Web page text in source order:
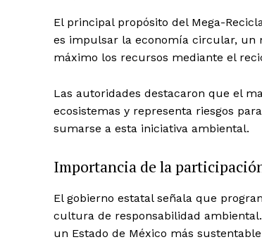
El principal propósito del Mega-
es impulsar la economía circular, un
máximo los recursos mediante el
Las autoridades destacaron que el
ecosistemas y representa riesgos
sumarse a esta iniciativa ambiental.
Importancia de la
El gobierno estatal señala que
cultura de responsabilidad
un Estado de México más